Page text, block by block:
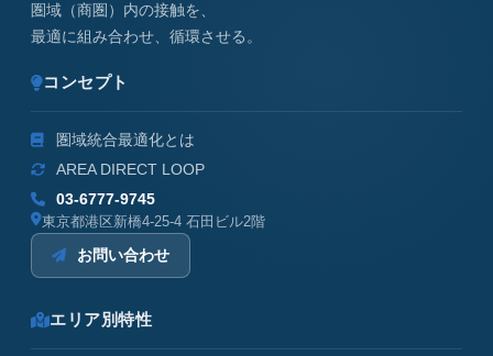
圏域（商圏）内の接触を、
最適に組み合わせ、循環させる。
コンセプト
圏域統合最適化とは
AREA DIRECT LOOP
03-6777-9745
東京都港区新橋4-25-4 石田ビル2階
お問い合わせ
エリア別特性